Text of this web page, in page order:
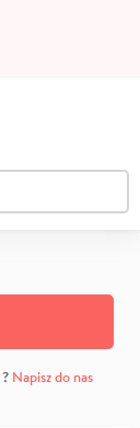
? Napisz do nas